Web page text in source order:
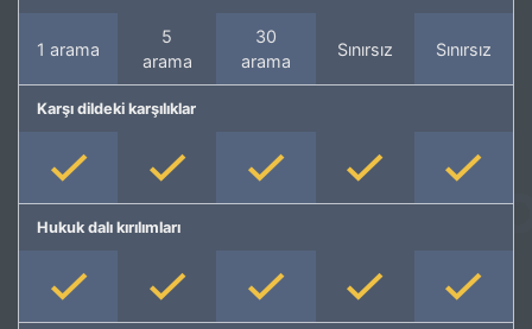
1 arama
5
arama
30
arama
Sınırsız Sınırsız
Karşı dildeki karşılıklar
Hukuk dalı kırılımları